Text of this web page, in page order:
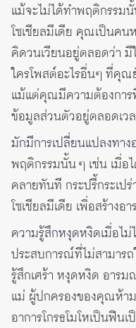
แม้จะไม่ได้ทำพฤติกรรม
โซเชียลมีเดีย คุณเป็นคน
คิดวนเวียนอยู่ตลอดว่า
ใครโพสต์อะไรอื่นๆ ที่คุณ
แม้แต่คุณมีความต้องการ
ข้อมูลส่วนตัวอยู่ตลอดเว
มักมีการเปลี่ยนแปลงทา
พฤติกรรมนั้น ๆ เช่น เมื่อ
คลายทันที กระปรี้กระเ
โซเชียลมีเดีย เพื่อสร้าง
ความรู้สึกหงุดหงิดเมื่อไ
ประสบการณ์ที่ไม่สามารถ
รู้สึกเศร้า หงุดหงิด อาร
แม่ ผู้ปกครองของคุณห้า
อาการโกรธโมโหเป็นฟืน